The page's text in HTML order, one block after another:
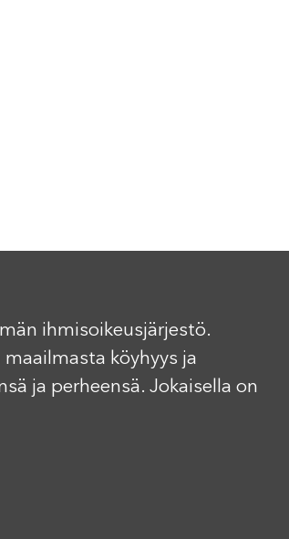
ihmisoikeusjärjestö.
köyhyys ja
ja perheensä. Jokaisella on